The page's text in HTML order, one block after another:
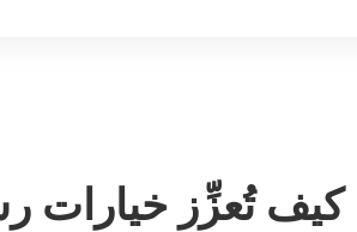
كيف تُعزِّز خيارات